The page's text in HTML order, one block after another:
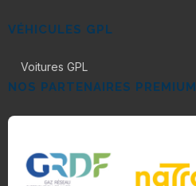
VÉHICULES GPL
Voitures GPL
NOS PARTENAIRES PREMIUM